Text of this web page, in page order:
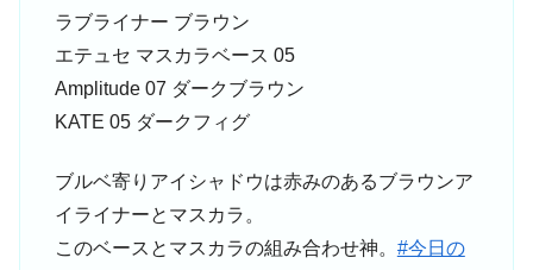
ラブライナー ブラウン
エテュセ マスカラベース 05
Amplitude 07 ダークブラウン
KATE 05 ダークフィグ
ブルベ寄りアイシャドウは赤みのあるブラウンア
イライナーとマスカラ。
このベースとマスカラの組み合わせ神。 #今日の